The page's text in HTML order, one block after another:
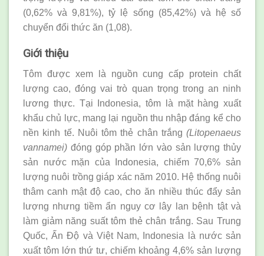
(0,62% và 9,81%), tỷ lệ sống (85,42%) và hệ số
chuyển đổi thức ăn (1,08).
Giới thiệu
Tôm được xem là nguồn cung cấp protein chất
lượng cao, đóng vai trò quan trọng trong an ninh
lương thực. Tại Indonesia, tôm là mặt hàng xuất
khẩu chủ lực, mang lại nguồn thu nhập đáng kể cho
nền kinh tế. Nuôi tôm thẻ chân trắng (Litopenaeus
vannamei) đóng góp phần lớn vào sản lượng thủy
sản nước mặn của Indonesia, chiếm 70,6% sản
lượng nuôi trồng giáp xác năm 2010. Hệ thống nuôi
thâm canh mật độ cao, cho ăn nhiều thúc đẩy sản
lượng nhưng tiềm ẩn nguy cơ lây lan bệnh tật và
làm giảm năng suất tôm thẻ chân trắng. Sau Trung
Quốc, Ấn Độ và Việt Nam, Indonesia là nước sản
xuất tôm lớn thứ tư, chiếm khoảng 4,6% sản lượng